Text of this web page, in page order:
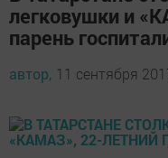
легковушки и
парень
автор, 11 сентября